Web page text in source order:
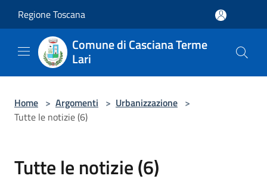
Regione Toscana
Comune di Casciana Terme
Lari
Home > Argomenti > Urbanizzazione >
Tutte le notizie (6)
Tutte le notizie (6)